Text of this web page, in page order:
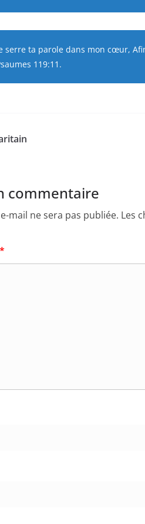
serre ta parole dans mon cœur,
119:11.
commentaire
mail ne sera pas publiée. Les
*